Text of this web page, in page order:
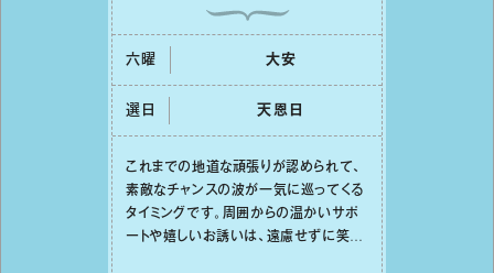
六曜 ⼤安
選日 天恩⽇
これまでの地道な頑張りが認められて、
素敵なチャンスの波が⼀気に巡ってくる
タイミングです。周囲からの温かいサポ
ートや嬉しいお誘いは、遠慮せずに笑顔